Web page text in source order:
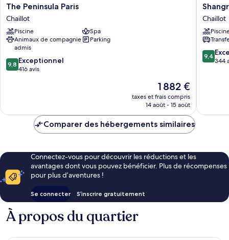
The
Peninsula
Paris
Chaillot
The Peninsula Paris
Chaillot
Piscine
Spa
Animaux de compagnie
admis
Parking
9.8
sur
9,8 Exceptionnel
416 avis
Le
nouveau
prix
de
1 882 €
taxes et frais compris
14 août - 15 août
Shangri-
La
Paris
Chaillot
Chaillot
9.4
sur
9,4
344
Comparer des hébergements similaires
Connectez-vous pour découvrir les réductions et les
avantages dont vous pouvez bénéficier. Plus de récompenses
pour plus d’aventures !
Se connecter S’inscrire gratuitement
À propos du quartier